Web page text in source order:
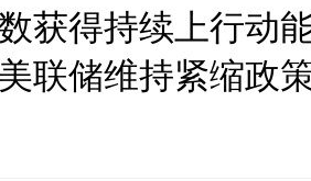
获得持续上行动
联储维持紧缩政